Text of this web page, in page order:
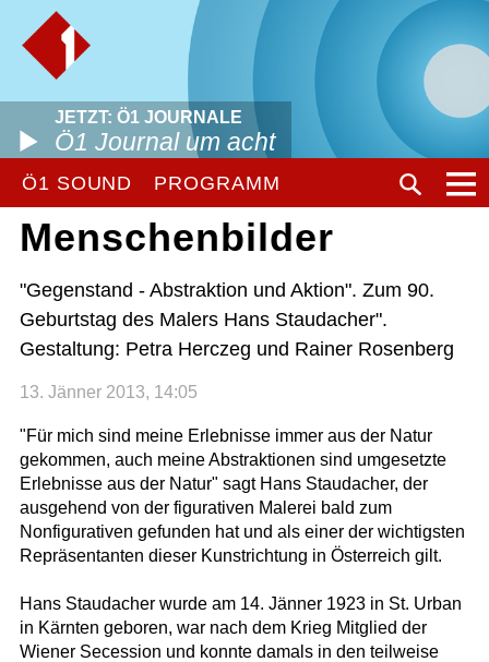
JETZT: Ö1 JOURNALE
Ö1 Journal um acht
Ö1 SOUND PROGRAMM
Menschenbilder
"Gegenstand - Abstraktion und Aktion". Zum 90.
Geburtstag des Malers Hans Staudacher".
Gestaltung: Petra Herczeg und Rainer Rosenberg
13. Jänner 2013, 14:05
"Für mich sind meine Erlebnisse immer aus der Natur
gekommen, auch meine Abstraktionen sind umgesetzte
Erlebnisse aus der Natur" sagt Hans Staudacher, der
ausgehend von der figurativen Malerei bald zum
Nonfigurativen gefunden hat und als einer der wichtigsten
Repräsentanten dieser Kunstrichtung in Österreich gilt.
Hans Staudacher wurde am 14. Jänner 1923 in St. Urban
in Kärnten geboren, war nach dem Krieg Mitglied der
Wiener Secession und konnte damals in den teilweise